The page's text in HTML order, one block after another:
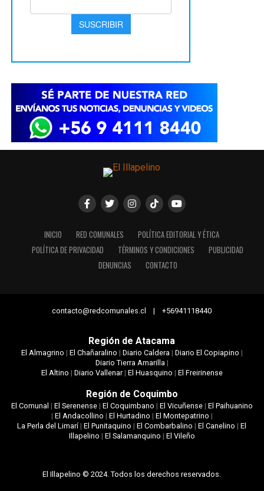
INICIO RED COMUNALES
POLÍTICA EDITORIAL Y ÉTICA
POLÍTICA DE PRIVACIDAD
TÉRMINOS Y CONDICIONES
PUBLICIDAD
DENUNCIAS
CONTACTO
contacto@redcomunales.cl | +56941118440
Región de Atacama
El Almagrino | El Chañaralino | Diario Caldera| Diario El Copiapino |
Diario Tierra Amarilla|
El Altino | Diario Vallenar| El Huasquino | El Freirinense
Región de Coquimbo
El Comunal | El Serenense| El Coquimbano | El Vicuñense| El Paihuanino
| El Andacollino | El Hurtadino | El Montepatrino |
La Perla del Limarí|El Punitaquino |El Combarbalino |El Canelino |El
Illapelino | El Salamanquino | El Vileño
El Illapelino © 2024. Todos los derechos reservados.